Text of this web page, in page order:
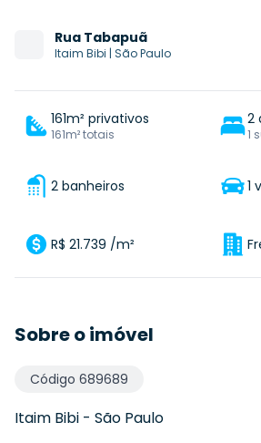
Rua Tabapuã
Itaim Bibi | São Paulo
161m² privativos
161m² totais
2
1
2 banheiros 1
R$ 21.739 /m²
Sobre o imóvel
Código 689689
Itaim Bibi - São Paulo